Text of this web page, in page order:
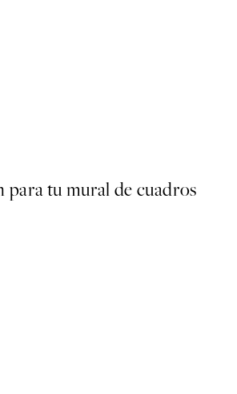
para tu mural de cuadros